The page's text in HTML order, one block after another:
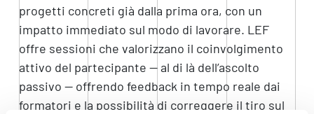
progetti concreti già dalla prima ora, con un
impatto immediato sul modo di lavorare. LEF
offre sessioni che valorizzano il coinvolgimento
attivo del partecipante — al di là dell’ascolto
passivo — offrendo feedback in tempo reale dai
formatori e la possibilità di correggere il tiro sul